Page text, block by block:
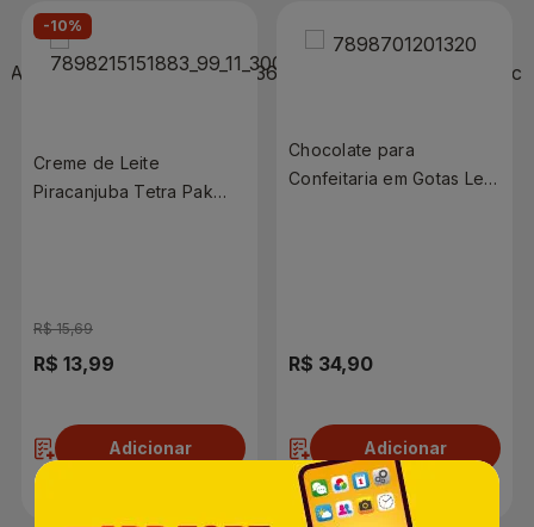
-10%
Creme de Leite
Piracanjuba Tetra Pak
R$ 15,69
R$ 13,99
Adicionar
Chocolate para
Confeitaria em Gotas Le
R$ 34,90
Adicionar